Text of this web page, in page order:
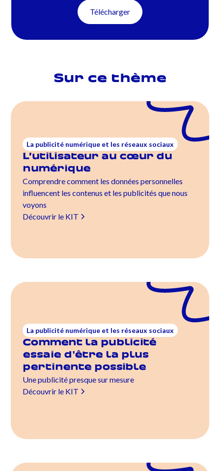
Télécharger
Sur ce thème
La publicité numérique et les réseaux sociaux
L’utilisateur au cœur du
numérique
Comprendre comment les données personnelles
influencent les contenus et les publicités que nous
voyons
Découvrir le KIT
La publicité numérique et les réseaux sociaux
Comment la publicité
essaie d'être la plus
pertinente possible
Une publicité presque sur mesure
Découvrir le KIT